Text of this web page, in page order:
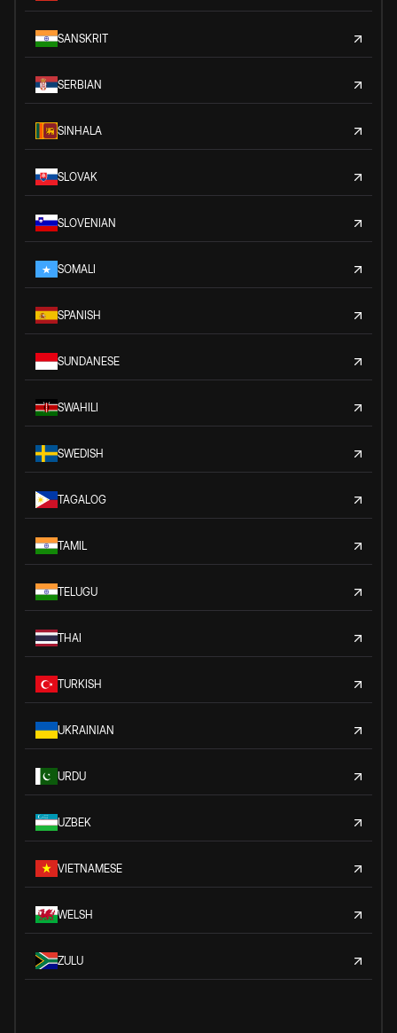
SANSKRIT
SERBIAN
SINHALA
SLOVAK
SLOVENIAN
SOMALI
SPANISH
SUNDANESE
SWAHILI
SWEDISH
TAGALOG
TAMIL
TELUGU
THAI
TURKISH
UKRAINIAN
URDU
UZBEK
VIETNAMESE
WELSH
ZULU